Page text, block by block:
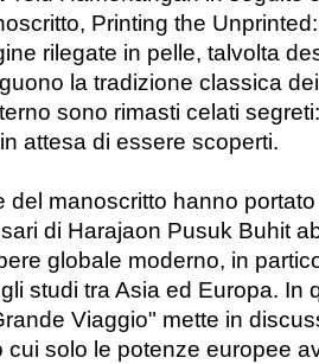
Printing the
rilegate in pelle, talvolta
la tradizione classica
sono rimasti celati
attesa di essere scoperti.
del manoscritto hanno
di Harajaon Pusuk Buhit
globale moderno, in
studi tra Asia ed Europa. In
Viaggio" mette in
cui solo le potenze europee